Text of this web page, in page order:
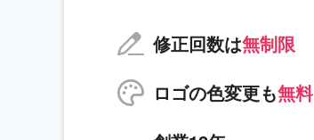
修正回数は無制限
ロゴの色変更も無料